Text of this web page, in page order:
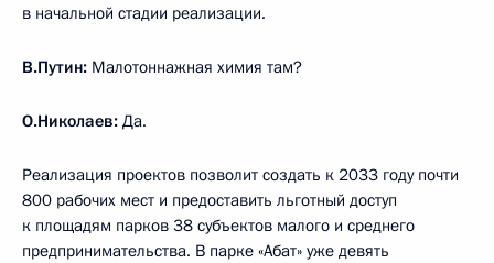
в начальной стадии реализации.
В.Путин: Малотоннажная химия там?
О.Николаев: Да.
Реализация проектов позволит создать к 2033 году почти
800 рабочих мест и предоставить льготный доступ
к площадям парков 38 субъектов малого и среднего
предпринимательства. В парке «Абат» уже девять